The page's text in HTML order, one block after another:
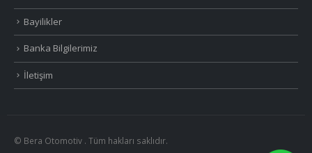
Bayilikler
Banka Bilgilerimiz
İletişim
© Bera Otomotiv . Tüm hakları saklıdır.